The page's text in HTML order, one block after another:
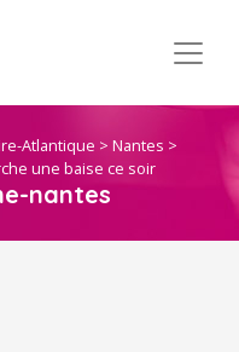
Atlantique > Nantes >
une baise ce soir
nantes